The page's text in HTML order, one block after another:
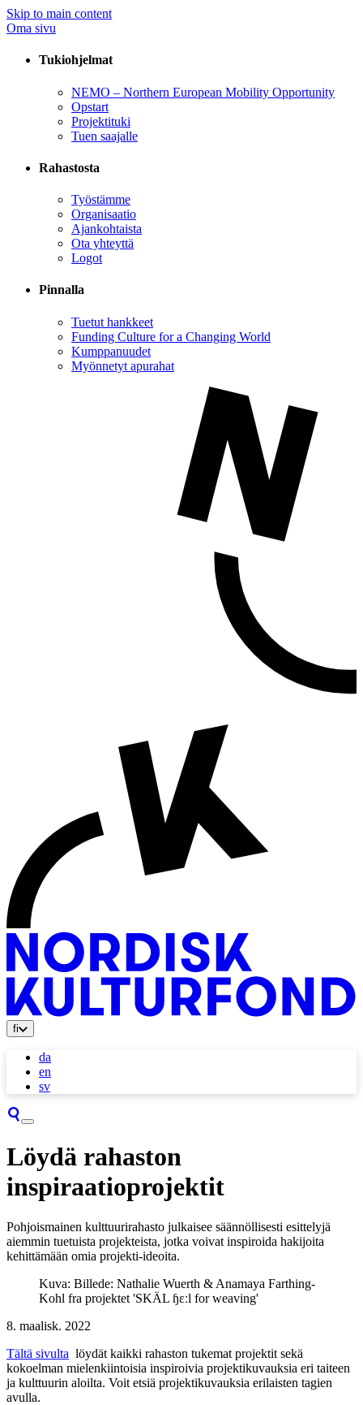
Skip to main content
Oma sivu
Tukiohjelmat
NEMO – Northern European Mobility Opportunity
Opstart
Projektituki
Tuen saajalle
Rahastosta
Työstämme
Organisaatio
Ajankohtaista
Ota yhteyttä
Logot
Pinnalla
Tuetut hankkeet
Funding Culture for a Changing World
Kumppanuudet
Myönnetyt apurahat
fi
da
en
sv
Löydä rahaston
inspiraatioprojektit
Pohjoismainen kulttuurirahasto julkaisee säännöllisesti esittelyjä
aiemmin tuetuista projekteista, jotka voivat inspiroida hakijoita
kehittämään omia projekti-ideoita.
Kuva: Billede: Nathalie Wuerth & Anamaya Farthing-
Kohl fra projektet 'SKÄL ɧɛːl for weaving'
8. maalisk. 2022
Tältä sivulta löydät kaikki rahaston tukemat projektit sekä
kokoelman mielenkiintoisia inspiroivia projektikuvauksia eri taiteen
ja kulttuurin aloilta. Voit etsiä projektikuvauksia erilaisten tagien
avulla.